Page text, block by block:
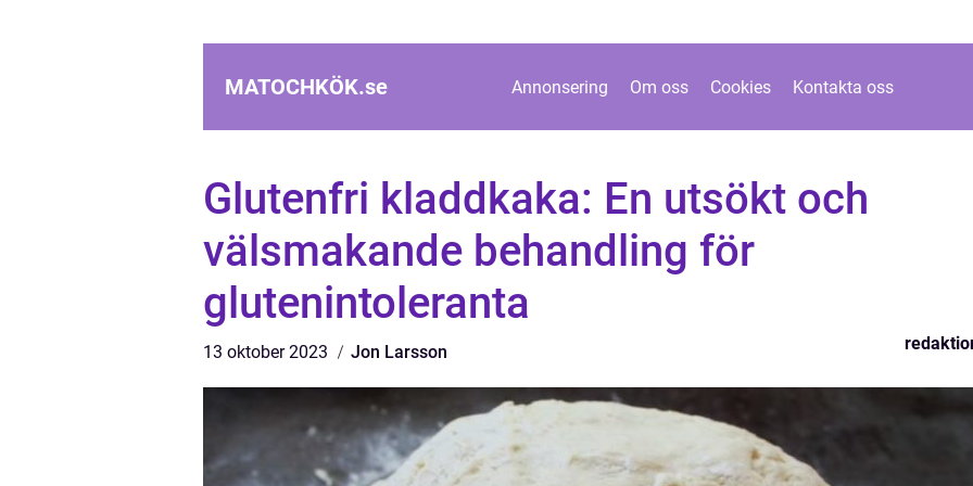
MATOCHKÖK.se Annonsering Om oss Cookies Kontakta oss
Glutenfri kladdkaka: En utsökt och
välsmakande behandling för
glutenintoleranta
13 oktober 2023 Jon Larsson